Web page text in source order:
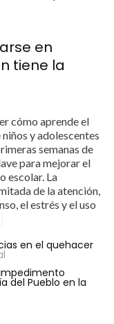
en
tiene la
cómo aprende el
y adolescentes
semanas de
para mejorar el
escolar. La
de la atención,
el estrés y el uso
en el quehacer
del Pueblo en la